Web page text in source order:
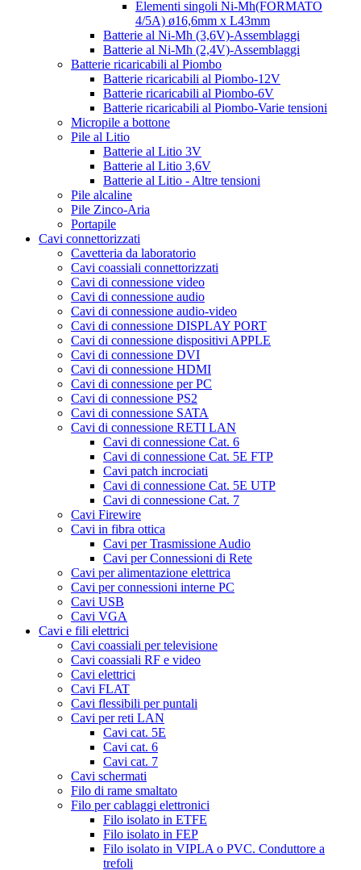
Elementi singoli Ni-Mh(FORMATO
4/5A) ø16,6mm x L43mm
Batterie al Ni-Mh (3,6V)-Assemblaggi
Batterie al Ni-Mh (2,4V)-Assemblaggi
Batterie ricaricabili al Piombo
Batterie ricaricabili al Piombo-12V
Batterie ricaricabili al Piombo-6V
Batterie ricaricabili al Piombo-Varie tensioni
Micropile a bottone
Pile al Litio
Batterie al Litio 3V
Batterie al Litio 3,6V
Batterie al Litio - Altre tensioni
Pile alcaline
Pile Zinco-Aria
Portapile
Cavi connettorizzati
Cavetteria da laboratorio
Cavi coassiali connettorizzati
Cavi di connessione video
Cavi di connessione audio
Cavi di connessione audio-video
Cavi di connessione DISPLAY PORT
Cavi di connessione dispositivi APPLE
Cavi di connessione DVI
Cavi di connessione HDMI
Cavi di connessione per PC
Cavi di connessione PS2
Cavi di connessione SATA
Cavi di connessione RETI LAN
Cavi di connessione Cat. 6
Cavi di connessione Cat. 5E FTP
Cavi patch incrociati
Cavi di connessione Cat. 5E UTP
Cavi di connessione Cat. 7
Cavi Firewire
Cavi in fibra ottica
Cavi per Trasmissione Audio
Cavi per Connessioni di Rete
Cavi per alimentazione elettrica
Cavi per connessioni interne PC
Cavi USB
Cavi VGA
Cavi e fili elettrici
Cavi coassiali per televisione
Cavi coassiali RF e video
Cavi elettrici
Cavi FLAT
Cavi flessibili per puntali
Cavi per reti LAN
Cavi cat. 5E
Cavi cat. 6
Cavi cat. 7
Cavi schermati
Filo di rame smaltato
Filo per cablaggi elettronici
Filo isolato in ETFE
Filo isolato in FEP
Filo isolato in VIPLA o PVC. Conduttore a
trefoli